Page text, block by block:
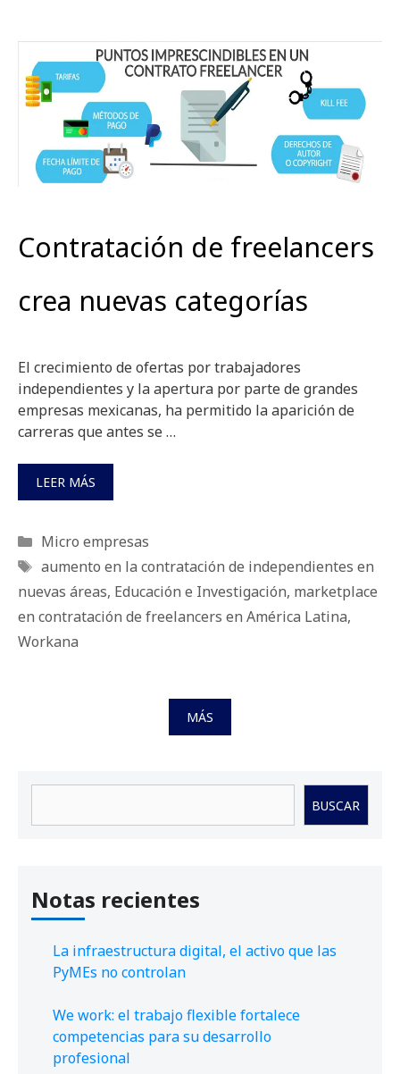
Contratación de freelancers
crea nuevas categorías
El crecimiento de ofertas por trabajadores
independientes y la apertura por parte de grandes
empresas mexicanas, ha permitido la aparición de
carreras que antes se …
LEER MÁS
Categorías
Micro empresas
Etiquetas
aumento en la contratación de independientes en
nuevas áreas, Educación e Investigación, marketplace
en contratación de freelancers en América Latina,
Workana
MÁS
BUSCAR
Notas recientes
La infraestructura digital, el activo que las
PyMEs no controlan
We work: el trabajo flexible fortalece
competencias para su desarrollo
profesional